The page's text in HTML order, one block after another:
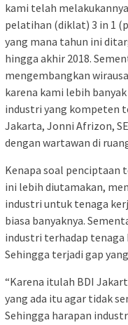
kami telah
pelatihan (diklat) 3 in 1
yang mana tahun ini
hingga akhir 2018.
mengembangkan
karena kami lebih
industri yang kompeten
Jakarta, Jonni Afrizon,
dengan wartawan di
Kenapa soal penciptaan
ini lebih diutamakan,
industri untuk tenaga
biasa banyaknya.
industri terhadap tenaga
Sehingga terjadi gap
“Karena itulah BDI
yang ada itu agar tidak
Sehingga harapan